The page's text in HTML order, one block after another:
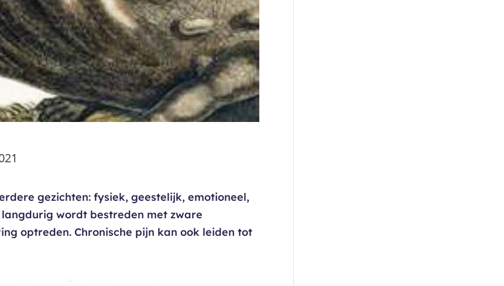
gezichten: fysiek, geestelijk, emotioneel,
wordt bestreden met zware
optreden. Chronische pijn kan ook leiden tot